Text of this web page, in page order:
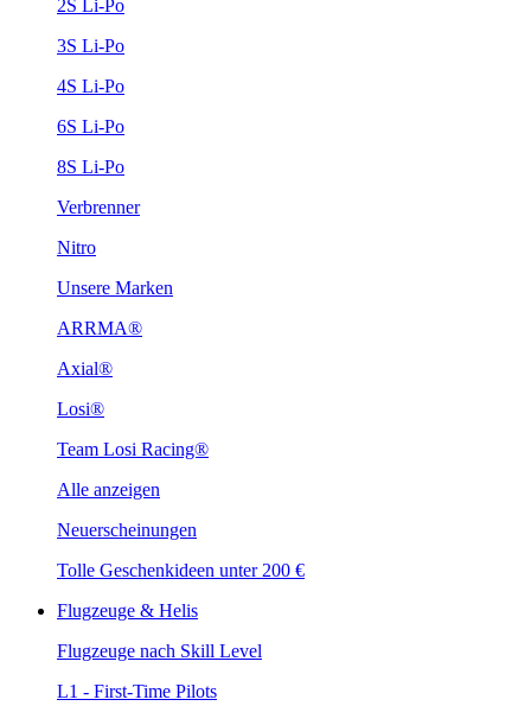
2S Li-Po
3S Li-Po
4S Li-Po
6S Li-Po
8S Li-Po
Verbrenner
Nitro
Unsere Marken
ARRMA®
Axial®
Losi®
Team Losi Racing®
Alle anzeigen
Neuerscheinungen
Tolle Geschenkideen unter 200 €
Flugzeuge & Helis
Flugzeuge nach Skill Level
L1 - First-Time Pilots